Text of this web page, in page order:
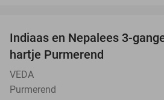
Indiaas en Nepalees 3-
hartje Purmerend
VEDA
Purmerend